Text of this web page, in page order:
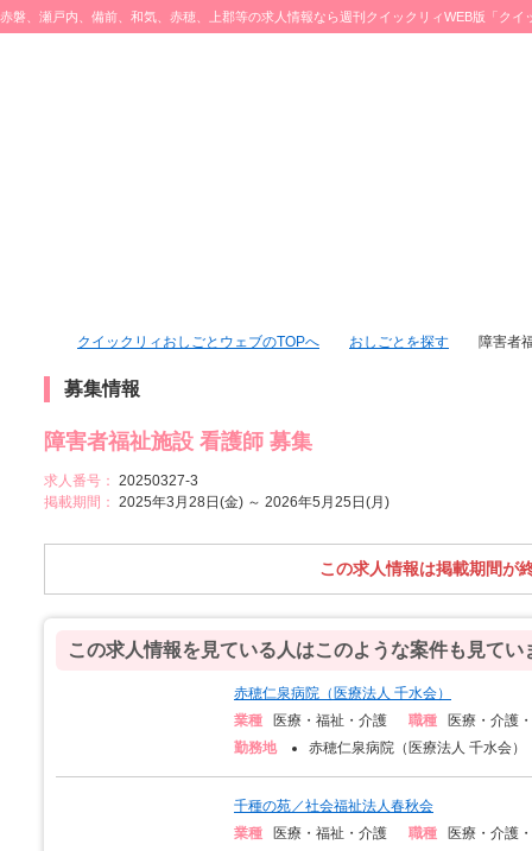
赤磐、瀬戸内、備前、和気、赤穂、上郡等の求人情報なら週刊クイックリィWEB版「クイ
クイックリィおしごとウェブのTOPへ おしごとを探す 障害者
募集情報
障害者福祉施設 看護師 募集
求人番号： 20250327-3
掲載期間： 2025年3月28日(金) ～ 2026年5月25日(月)
この求人情報は掲載期間が
この求人情報を見ている人はこのような案件も見てい
赤穂仁泉病院（医療法人 千水会）
業種
医療・福祉・介護 職種
医療・介護
勤務地
赤穂仁泉病院（医療法人 千水会
千種の苑／社会福祉法人春秋会
業種
医療・福祉・介護 職種
医療・介護